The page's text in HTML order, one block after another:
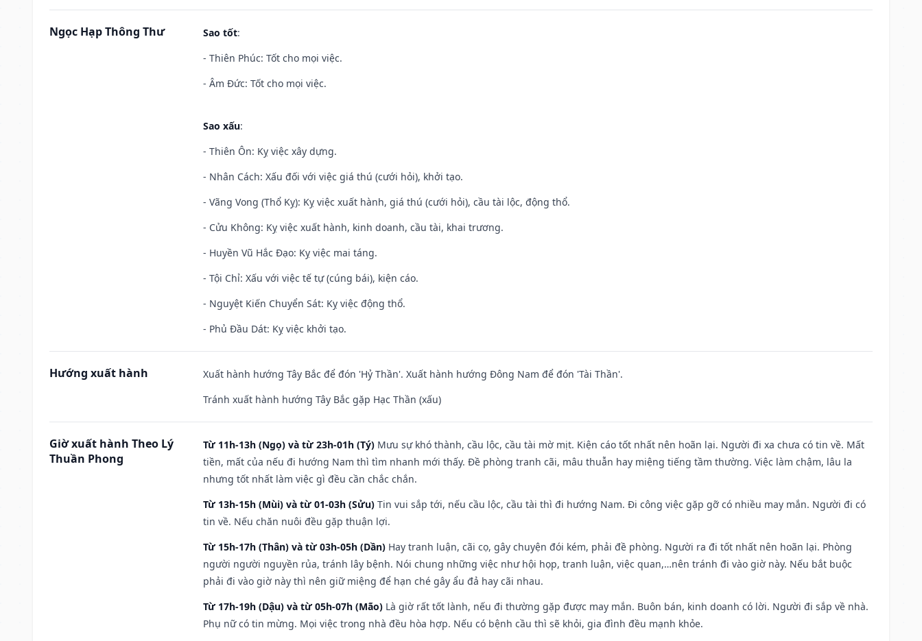
Ngọc Hạp Thông Thư Sao tốt:
- Thiên Phúc: Tốt cho mọi việc.
- Âm Đức: Tốt cho mọi việc.
Sao xấu:
- Thiên Ôn: Kỵ việc xây dựng.
- Nhân Cách: Xấu đối với việc giá thú (cưới hỏi), khởi tạo.
- Vãng Vong (Thổ Kỵ): Kỵ việc xuất hành, giá thú (cưới hỏi), cầu tài lộc, động thổ.
- Cửu Không: Kỵ việc xuất hành, kinh doanh, cầu tài, khai trương.
- Huyền Vũ Hắc Đạo: Kỵ việc mai táng.
- Tội Chỉ: Xấu với việc tế tự (cúng bái), kiện cáo.
- Nguyệt Kiến Chuyển Sát: Kỵ việc động thổ.
- Phủ Đầu Dát: Kỵ việc khởi tạo.
Hướng xuất hành
Xuất hành hướng Tây Bắc để đón 'Hỷ Thần'. Xuất hành hướng Đông Nam để đón 'Tài Thần'.
Tránh xuất hành hướng Tây Bắc gặp Hạc Thần (xấu)
Giờ xuất hành Theo Lý
Thuần Phong
Từ 11h-13h (Ngọ) và từ 23h-01h (Tý) Mưu sự khó thành, cầu lộc, cầu tài mờ mịt. Kiện cáo tốt nhất nên hoãn lại. Người đi xa chưa có tin về. Mất
tiền, mất của nếu đi hướng Nam thì tìm nhanh mới thấy. Đề phòng tranh cãi, mâu thuẫn hay miệng tiếng tầm thường. Việc làm chậm, lâu la
nhưng tốt nhất làm việc gì đều cần chắc chắn.
Từ 13h-15h (Mùi) và từ 01-03h (Sửu) Tin vui sắp tới, nếu cầu lộc, cầu tài thì đi hướng Nam. Đi công việc gặp gỡ có nhiều may mắn. Người đi có
tin về. Nếu chăn nuôi đều gặp thuận lợi.
Từ 15h-17h (Thân) và từ 03h-05h (Dần) Hay tranh luận, cãi cọ, gây chuyện đói kém, phải đề phòng. Người ra đi tốt nhất nên hoãn lại. Phòng
người người nguyền rủa, tránh lây bệnh. Nói chung những việc như hội họp, tranh luận, việc quan,…nên tránh đi vào giờ này. Nếu bắt buộc
phải đi vào giờ này thì nên giữ miệng để hạn ché gây ẩu đả hay cãi nhau.
Từ 17h-19h (Dậu) và từ 05h-07h (Mão) Là giờ rất tốt lành, nếu đi thường gặp được may mắn. Buôn bán, kinh doanh có lời. Người đi sắp về nhà.
Phụ nữ có tin mừng. Mọi việc trong nhà đều hòa hợp. Nếu có bệnh cầu thì sẽ khỏi, gia đình đều mạnh khỏe.